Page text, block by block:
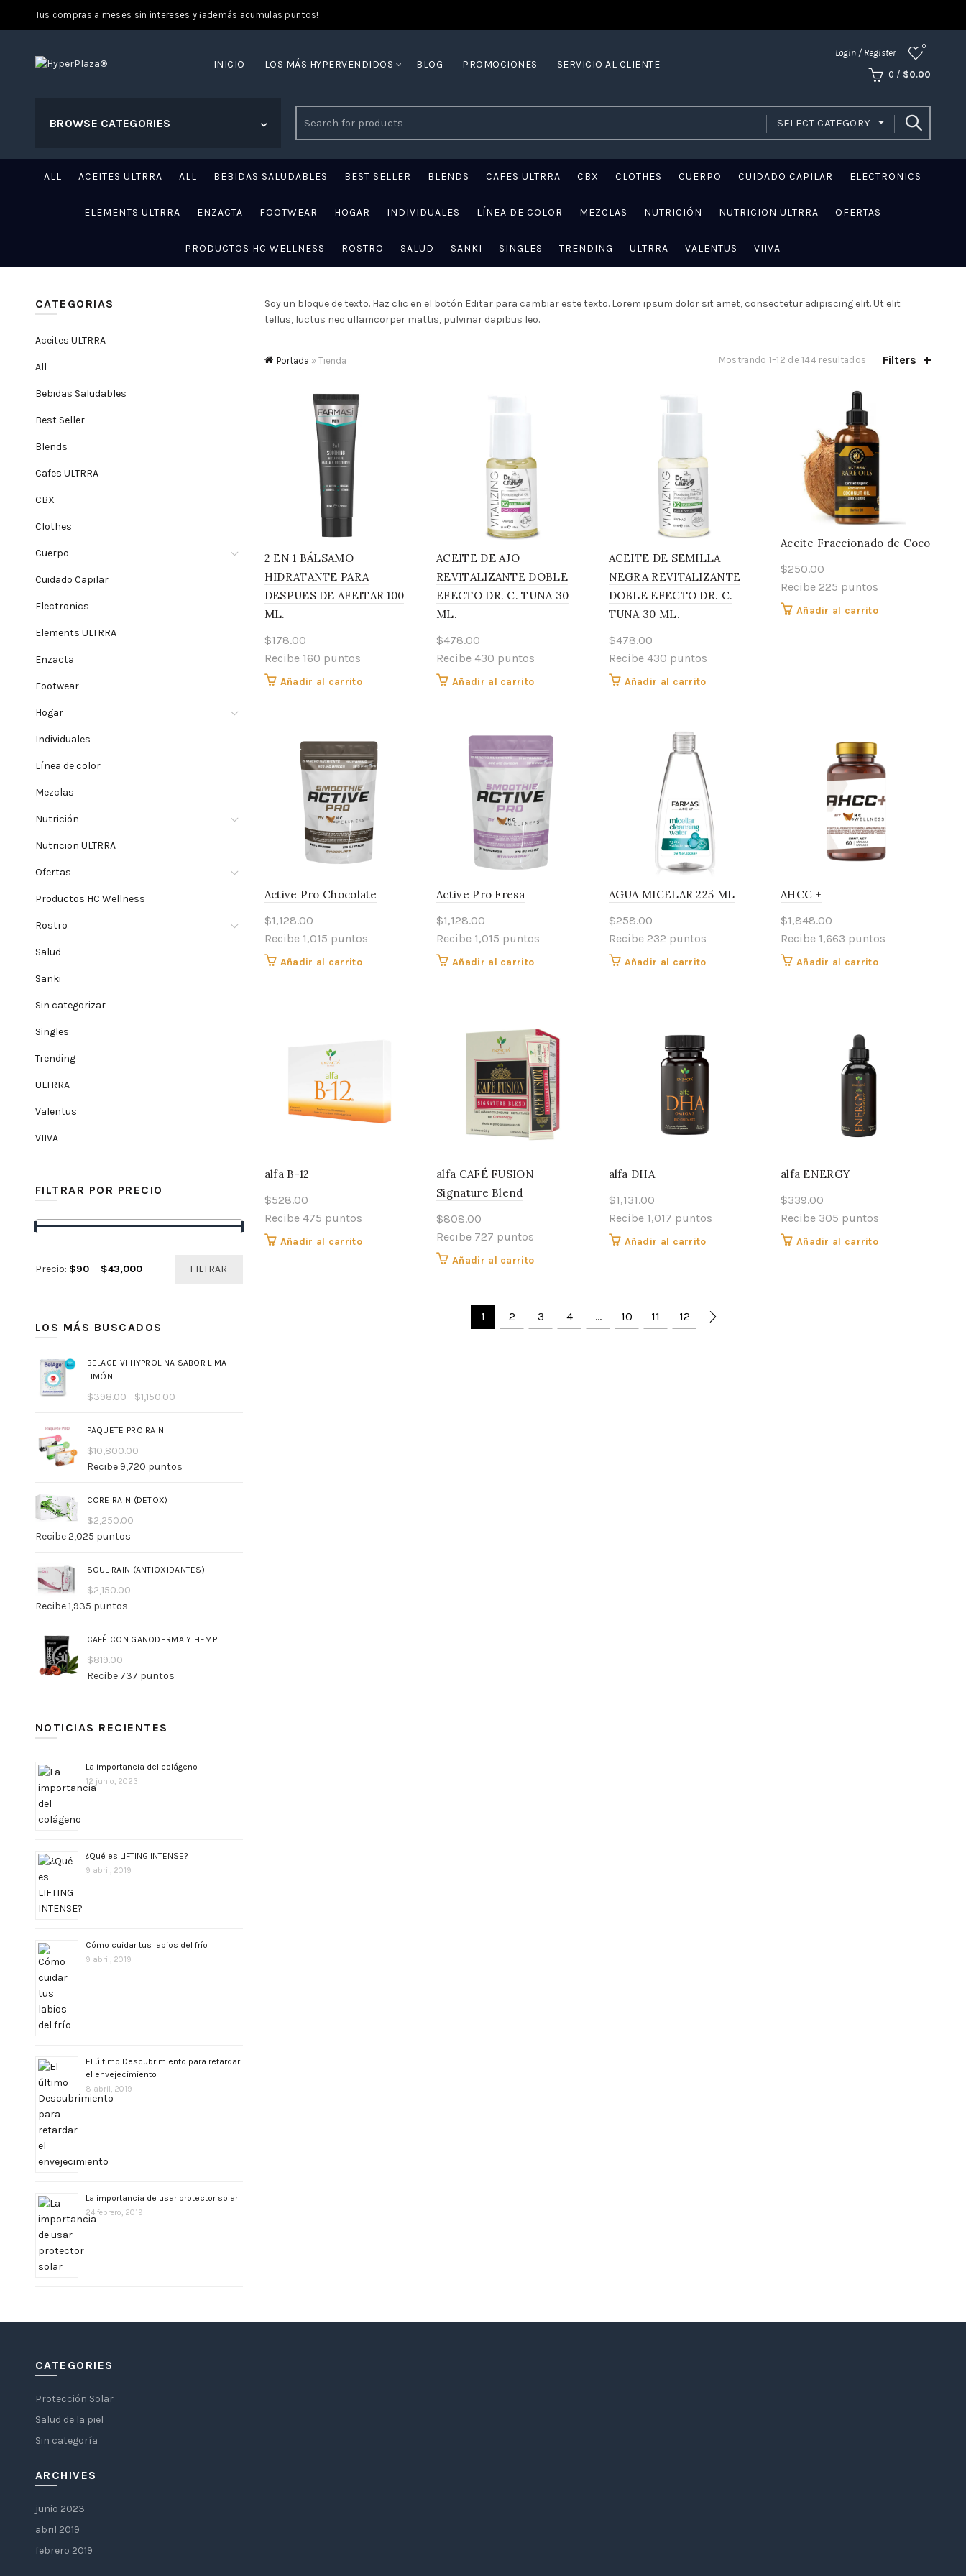
Tus compras a meses sin intereses y ¡además acumulas puntos!
INICIO LOS MÁS HYPERVENDIDOS BLOG PROMOCIONES SERVICIO AL CLIENTE
Login / Register
0
0 / $0.00
BROWSE CATEGORIES
for:
SELECT CATEGORY
ALL ACEITES ULTRRA ALL BEBIDAS SALUDABLES BEST SELLER BLENDS CAFES ULTRRA CBX CLOTHES CUERPO CUIDADO CAPILAR ELECTRONICS
ELEMENTS ULTRRA ENZACTA FOOTWEAR HOGAR INDIVIDUALES LÍNEA DE COLOR MEZCLAS NUTRICIÓN NUTRICION ULTRRA OFERTAS
PRODUCTOS HC WELLNESS ROSTRO SALUD SANKI SINGLES TRENDING ULTRRA VALENTUS VIIVA
Soy un bloque de texto. Haz clic en el botón Editar para cambiar este texto. Lorem ipsum dolor sit amet, consectetur adipiscing elit. Ut elit
tellus, luctus nec ullamcorper mattis, pulvinar dapibus leo.
Portada » Tienda Mostrando 1–12 de 144 resultados Filters
2 EN 1 BÁLSAMO
HIDRATANTE PARA
DESPUES DE AFEITAR 100
ML.
$178.00
Recibe 160 puntos
Añadir al carrito
ACEITE DE AJO
REVITALIZANTE DOBLE
EFECTO DR. C. TUNA 30
ML.
$478.00
Recibe 430 puntos
Añadir al carrito
ACEITE DE SEMILLA
NEGRA REVITALIZANTE
DOBLE EFECTO DR. C.
TUNA 30 ML.
$478.00
Recibe 430 puntos
Añadir al carrito
Aceite Fraccionado de Coco
$250.00
Recibe 225 puntos
Añadir al carrito
Active Pro Chocolate
$1,128.00
Recibe 1,015 puntos
Añadir al carrito
Active Pro Fresa
$1,128.00
Recibe 1,015 puntos
Añadir al carrito
AGUA MICELAR 225 ML
$258.00
Recibe 232 puntos
Añadir al carrito
AHCC +
$1,848.00
Recibe 1,663 puntos
Añadir al carrito
alfa B-12
$528.00
Recibe 475 puntos
Añadir al carrito
alfa CAFÉ FUSION
Signature Blend
$808.00
Recibe 727 puntos
Añadir al carrito
alfa DHA
$1,131.00
Recibe 1,017 puntos
Añadir al carrito
alfa ENERGY
$339.00
Recibe 305 puntos
Añadir al carrito
1 2 3 4 … 10 11 12
CATEGORIAS
Aceites ULTRRA
All
Bebidas Saludables
Best Seller
Blends
Cafes ULTRRA
CBX
Clothes
Cuerpo
Cuidado Capilar
Electronics
Elements ULTRRA
Enzacta
Footwear
Hogar
Individuales
Línea de color
Mezclas
Nutrición
Nutricion ULTRRA
Ofertas
Productos HC Wellness
Rostro
Salud
Sanki
Sin categorizar
Singles
Trending
ULTRRA
Valentus
VIIVA
FILTRAR POR PRECIO
Precio
Precio
FILTRAR
Precio: $90— $43,000
LOS MÁS BUSCADOS
BELAGE VI HYPROLINA SABOR LIMA-
LIMÓN
$398.00 - $1,150.00Rango
PAQUETE PRO RAIN
$10,800.00
Recibe 9,720 puntos
CORE RAIN (DETOX)
$2,250.00
Recibe 2,025 puntos
SOUL RAIN (ANTIOXIDANTES)
$2,150.00
Recibe 1,935 puntos
CAFÉ CON GANODERMA Y HEMP
$819.00
Recibe 737 puntos
NOTICIAS RECIENTES
La importancia del colágeno
12 junio, 2023
¿Qué es LIFTING INTENSE?
9 abril, 2019
Cómo cuidar tus labios del frío
9 abril, 2019
El último Descubrimiento para retardar
el envejecimiento
8 abril, 2019
La importancia de usar protector solar
24 febrero, 2019
CATEGORIES
Protección Solar
Salud de la piel
Sin categoría
ARCHIVES
junio 2023
abril 2019
febrero 2019